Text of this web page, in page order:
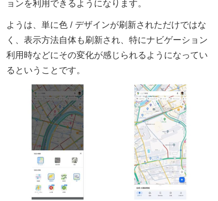
ョンを利用できるようになります。
ようは、単に色 / デザインが刷新されただけではな
く、表示方法自体も刷新され、特にナビゲーション
利用時などにその変化が感じられるようになってい
るということです。